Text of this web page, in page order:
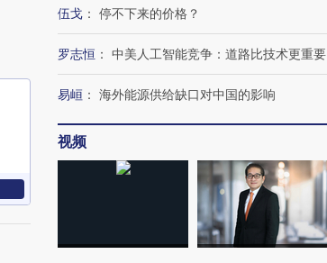
伍戈 ： 停不下来的价格？
罗志恒 ： 中美人工智能竞争：道路比技术更重要
易峘 ： 海外能源供给缺口对中国的影响
视频